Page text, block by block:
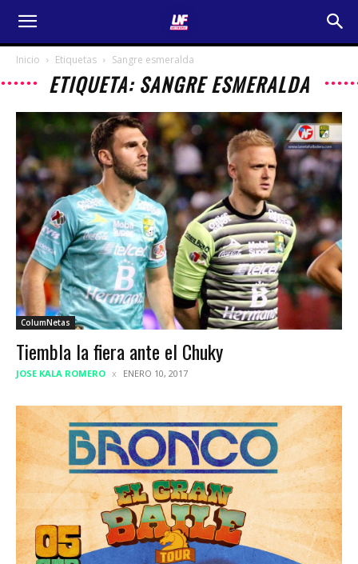
Inicio Etiquetas Sangre esmeralda
ETIQUETA: SANGRE ESMERALDA
ColumNetas
Tiembla la fiera ante el Chuky
JOSE KALA ROMERO ENERO 10, 2017